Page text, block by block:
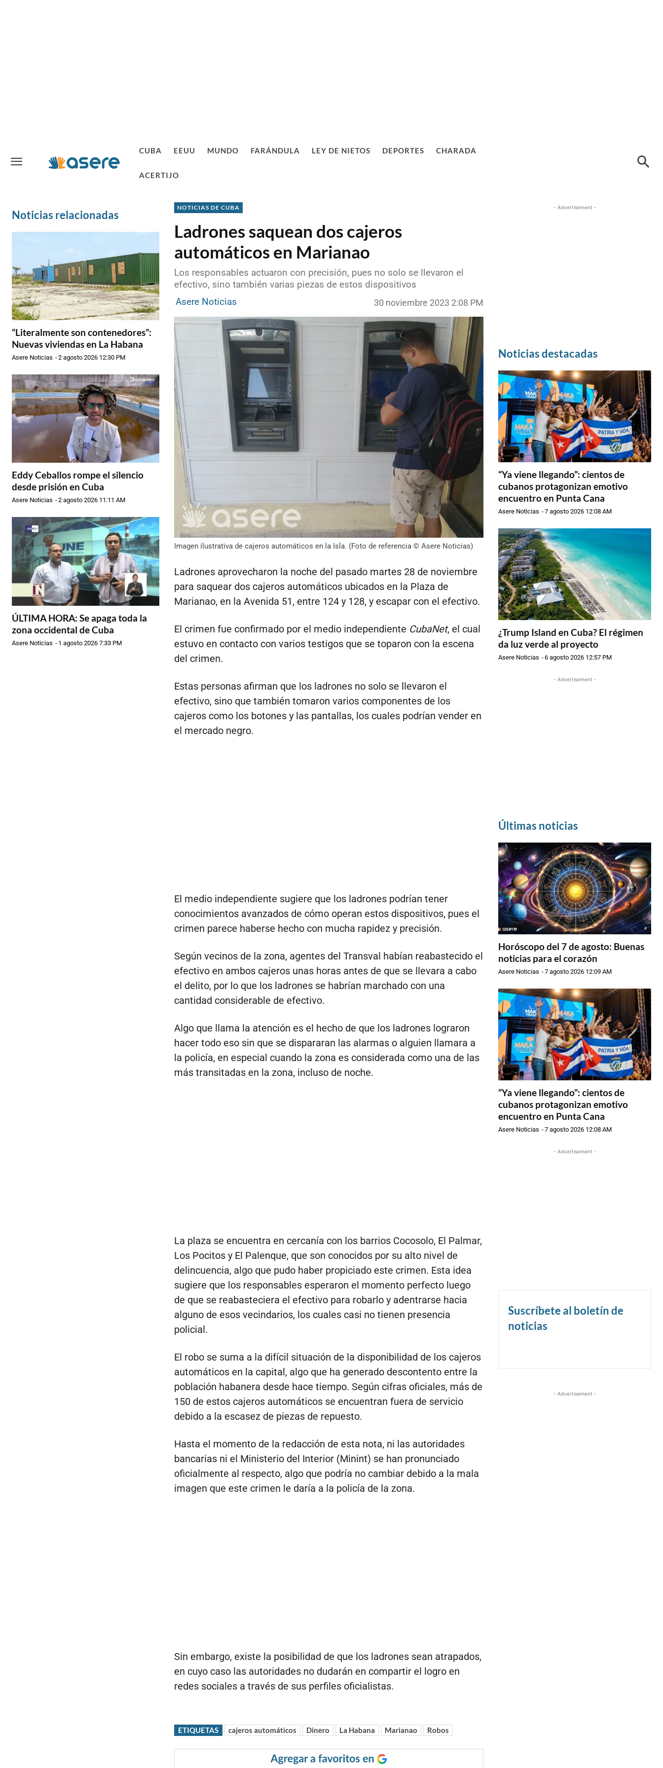
CUBA EEUU MUNDO FARÁNDULA LEY DE NIETOS DEPORTES CHARADA
ACERTIJO
Noticias relacionadas
“Literalmente son contenedores”:
Nuevas viviendas en La Habana
Asere Noticias -2 agosto 2026 12:30 PM
Eddy Ceballos rompe el silencio
desde prisión en Cuba
Asere Noticias -2 agosto 2026 11:11 AM
ÚLTIMA HORA: Se apaga toda la
zona occidental de Cuba
Asere Noticias - 1 agosto 2026 7:33 PM
NOTICIAS DE CUBA
Ladrones saquean dos cajeros
automáticos en Marianao
Los responsables actuaron con precisión, pues no solo se llevaron el
efectivo, sino también varias piezas de estos dispositivos
Asere Noticias
30 noviembre 2023 2:08 PM
Imagen ilustrativa de cajeros automáticos en la Isla. (Foto de referencia © Asere Noticias)
Ladrones aprovecharon la noche del pasado martes 28 de noviembre
para saquear dos cajeros automáticos ubicados en la Plaza de
Marianao, en la Avenida 51, entre 124 y 128, y escapar con el efectivo.
El crimen fue confirmado por el medio independiente CubaNet, el cual
estuvo en contacto con varios testigos que se toparon con la escena
del crimen.
Estas personas afirman que los ladrones no solo se llevaron el
efectivo, sino que también tomaron varios componentes de los
cajeros como los botones y las pantallas, los cuales podrían vender en
el mercado negro.
El medio independiente sugiere que los ladrones podrían tener
conocimientos avanzados de cómo operan estos dispositivos, pues el
crimen parece haberse hecho con mucha rapidez y precisión.
Según vecinos de la zona, agentes del Transval habían reabastecido el
efectivo en ambos cajeros unas horas antes de que se llevara a cabo
el delito, por lo que los ladrones se habrían marchado con una
cantidad considerable de efectivo.
Algo que llama la atención es el hecho de que los ladrones lograron
hacer todo eso sin que se dispararan las alarmas o alguien llamara a
la policía, en especial cuando la zona es considerada como una de las
más transitadas en la zona, incluso de noche.
La plaza se encuentra en cercanía con los barrios Cocosolo, El Palmar,
Los Pocitos y El Palenque, que son conocidos por su alto nivel de
delincuencia, algo que pudo haber propiciado este crimen. Esta idea
sugiere que los responsables esperaron el momento perfecto luego
de que se reabasteciera el efectivo para robarlo y adentrarse hacia
alguno de esos vecindarios, los cuales casi no tienen presencia
policial.
El robo se suma a la difícil situación de la disponibilidad de los cajeros
automáticos en la capital, algo que ha generado descontento entre la
población habanera desde hace tiempo. Según cifras oficiales, más de
150 de estos cajeros automáticos se encuentran fuera de servicio
debido a la escasez de piezas de repuesto.
Hasta el momento de la redacción de esta nota, ni las autoridades
bancarias ni el Ministerio del Interior (Minint) se han pronunciado
oficialmente al respecto, algo que podría no cambiar debido a la mala
imagen que este crimen le daría a la policía de la zona.
Sin embargo, existe la posibilidad de que los ladrones sean atrapados,
en cuyo caso las autoridades no dudarán en compartir el logro en
redes sociales a través de sus perfiles oficialistas.
ETIQUETAS cajeros automáticos Dinero La Habana Marianao Robos
- Advertisement -
Noticias destacadas
“Ya viene llegando”: cientos de
cubanos protagonizan emotivo
encuentro en Punta Cana
Asere Noticias -7 agosto 2026 12:08 AM
¿Trump Island en Cuba? El régimen
da luz verde al proyecto
Asere Noticias -6 agosto 2026 12:57 PM
- Advertisement -
Últimas noticias
Horóscopo del 7 de agosto: Buenas
noticias para el corazón
Asere Noticias -7 agosto 2026 12:09 AM
“Ya viene llegando”: cientos de
cubanos protagonizan emotivo
encuentro en Punta Cana
Asere Noticias -7 agosto 2026 12:08 AM
- Advertisement -
Suscríbete al boletín de
noticias
- Advertisement -